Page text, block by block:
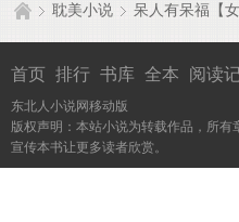
耽美小说 呆人有呆福【
首页 排行 书库 全本 阅读
东北人小说网移动版
版权声明：本站小说为转载作品，所
宣传本书让更多读者欣赏。